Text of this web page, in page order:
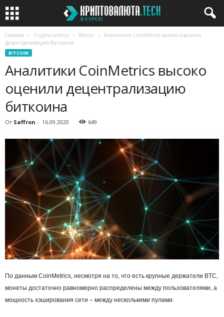
Главная Cryptocurrency Bitcoin
Аналитики CoinMetrics высоко оценили
децентрализацию биткоина
BITCOIN
Аналитики CoinMetrics высоко
оценили децентрализацию
биткоина
От Saffron - 16.09.2020 649
По данным CoinMetrics, несмотря на то, что есть крупные держатели BTC,
монеты достаточно равномерно распределены между пользователями, а
мощность хэширования сети – между несколькими пулами.